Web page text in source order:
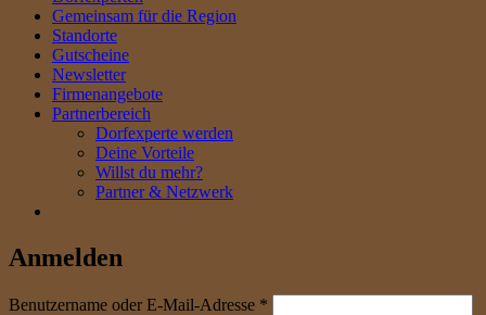
Gemeinsam für die Region
Standorte
Gutscheine
Newsletter
Firmenangebote
Partnerbereich
Dorfexperte werden
Deine Vorteile
Willst du mehr?
Partner & Netzwerk
Anmelden
Benutzername oder E-Mail-Adresse *